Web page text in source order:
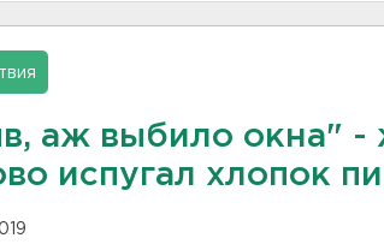
аж выбило окна" -
испугал хлопок